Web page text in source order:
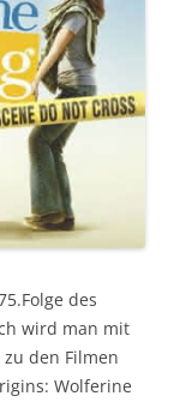
des
wird man mit
den Filmen
Wolferine